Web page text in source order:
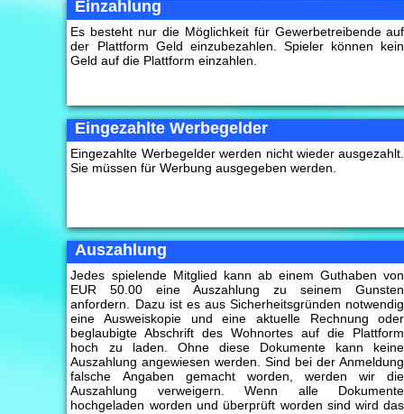
Einzahlung
Es besteht nur die Möglichkeit für Gewerbetreibende auf
der Plattform Geld einzubezahlen. Spieler können kein
Geld auf die Plattform einzahlen.
Eingezahlte Werbegelder
Eingezahlte Werbegelder werden nicht wieder ausgezahlt.
Sie müssen für Werbung ausgegeben werden.
Auszahlung
Jedes spielende Mitglied kann ab einem Guthaben von
EUR 50.00 eine Auszahlung zu seinem Gunsten
anfordern. Dazu ist es aus Sicherheitsgründen notwendig
eine Ausweiskopie und eine aktuelle Rechnung oder
beglaubigte Abschrift des Wohnortes auf die Plattform
hoch zu laden. Ohne diese Dokumente kann keine
Auszahlung angewiesen werden. Sind bei der Anmeldung
falsche Angaben gemacht worden, werden wir die
Auszahlung verweigern. Wenn alle Dokumente
hochgeladen worden und überprüft worden sind wird das